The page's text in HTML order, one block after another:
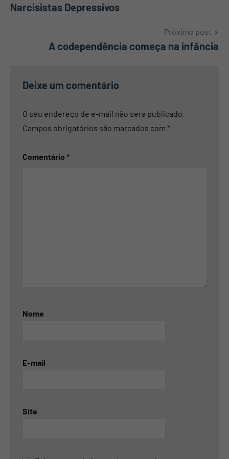
de
Narcisistas Depressivos
Próximo post
A codependência começa na infância
Deixe um comentário
O seu endereço de e-mail não será publicado.
Campos obrigatórios são marcados com *
Comentário *
Nome
E-mail
Site